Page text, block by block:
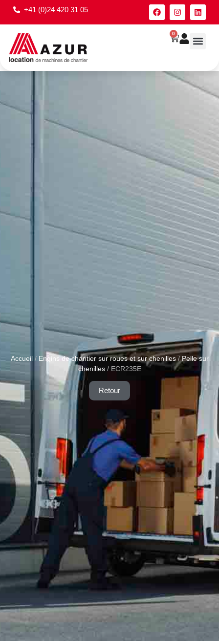
+41 (0)24 420 31 05
0
Accueil/ Engins de chantier sur roues et sur chenilles/Pelle sur
chenilles/ ECR235E
Retour